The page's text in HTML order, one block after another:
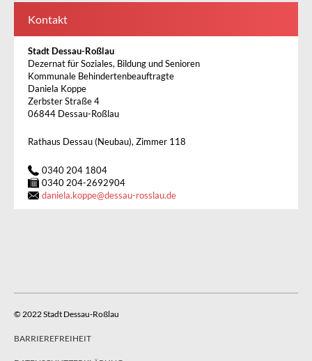
Kontakt
Stadt Dessau-Roßlau
Dezernat für Soziales, Bildung und Senioren
Kommunale Behindertenbeauftragte
Daniela Koppe
Zerbster Straße 4
06844 Dessau-Roßlau
Rathaus Dessau (Neubau), Zimmer 118
0340 204 1804
0340 204-2692904
daniela.koppe@dessau-rosslau.de
© 2022 Stadt Dessau-Roßlau
BARRIEREFREIHEIT